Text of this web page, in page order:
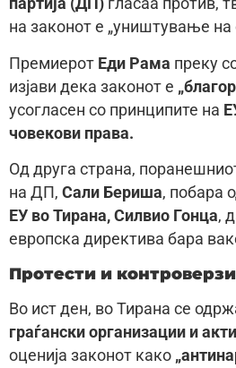
партија (ДП) гласаа против,
на законот е „уништување на
Премиерот Еди Рама преку
изјави дека законот е
усогласен со принципите на
човекови права.
Од друга страна,
на ДП, Сали Бериша, побара
ЕУ во Тирана, Силвио Гонца,
европска директива бара
Протести и
Во ист ден, во Тирана се
граѓански организации и
оценија законот како